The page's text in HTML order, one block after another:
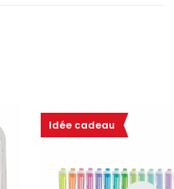
Idée cadeau